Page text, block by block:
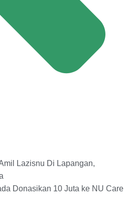
Lazisnu Di Lapangan,
Donasikan 10 Juta ke NU Care